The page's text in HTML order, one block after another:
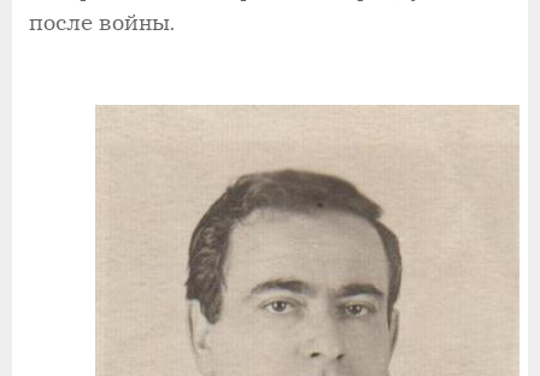
после войны.